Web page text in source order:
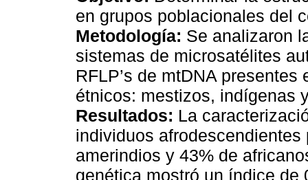
en grupos poblacionales del
Metodología: Se analizaron
sistemas de microsatélites
RFLP’s de mtDNA
étnicos: mestizos, indígenas
Resultados: La
individuos
amerindios y 43% de
genética mostró un índice